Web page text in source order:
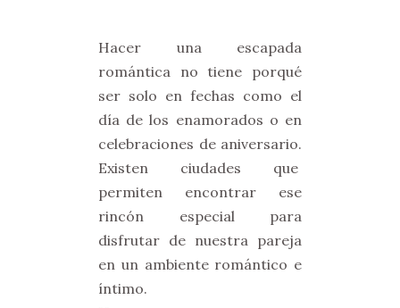
Hacer una escapada
romántica no tiene porqué
ser solo en fechas como el
día de los enamorados o en
celebraciones de aniversario.
Existen ciudades que
permiten encontrar ese
rincón especial para
disfrutar de nuestra pareja
en un ambiente romántico e
íntimo.